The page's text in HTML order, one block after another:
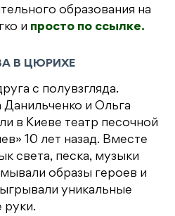
образования на
и просто по ссылке.
В ЦЮРИХЕ
с полувзгляда.
и Ольга
в Киеве театр песочной
10 лет назад. Вместе
света, песка, музыки
образы героев и
уникальные
руки.